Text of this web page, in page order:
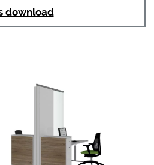
download